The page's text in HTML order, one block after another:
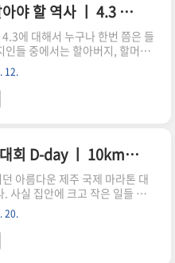
변 시스템으로 구성이 되며,얼마
에 따라서 보상 금액이 정해 지는
많이 하면 할 수록 보상 금액이 커
니다. 최초 회원가입 후 부터 바로
멤버쉽 가입 없이도 바로 진입할
꾸준히 하더라도 몇 만원은 금방
4.3 제주도민으로서 잊지 말아야 할 역사 ㅣ 4.3 평화공원
에 대해서 누구나 한번 쯤은 들
인들 중에서는 할아버지, 할머니
해자 인 사람이 많습니다. 저 역
할머니가 4.3 때 억울하게 돌아
는 4.3 유가족으로 등록이 되어
선명하지는 않지만,제주탑동 광
령이 사과도 했을 만큼 많이 알
에는 쉽게 얘기를 꺼내기 어려웠
합니다. 큰 아이도 가끔씩 4.3이
경우도 있어서 설명을 해주긴 했
된 이해를 하기는 조금 어려운
런 와중에 와이프 없이 두 아이와
12.
아름다운 제주 국제 마라톤 대회 D-day ㅣ 10km 첫 참가
아름다운 제주 국제 마라톤 대
사실 집안에 크고 작은 일들 때문
도 운동을 하지 못했던 터라,이번
하나 말아야 하나 고민을 많이
대회 전날에 일들이 잘 마무리 되
할 수 있게 됐는데,그런데 어제
20.